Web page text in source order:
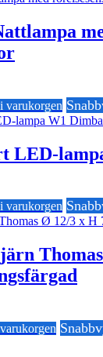
varukorgen
LED-
varukorgen